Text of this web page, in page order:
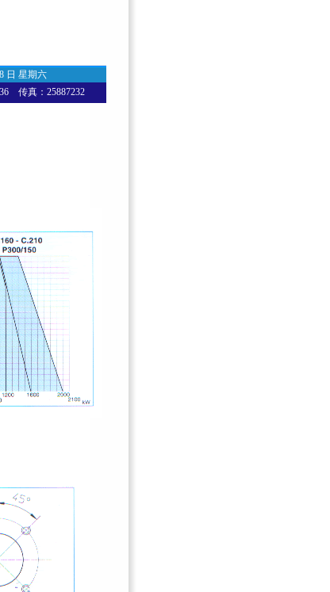
日 星期六
传真：25887232